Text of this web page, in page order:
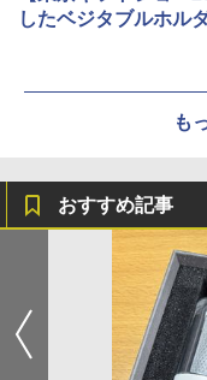
したベジタブルホル
も
おすすめ記事